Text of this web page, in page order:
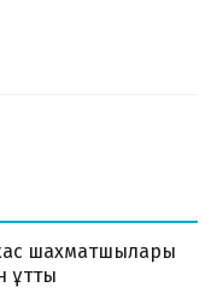
шахматшылары
ұтты